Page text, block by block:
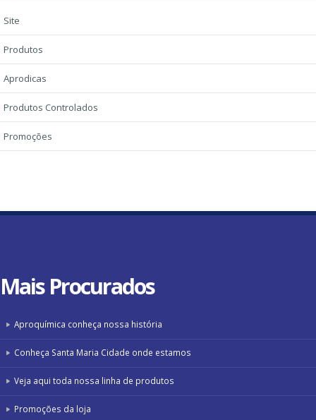
Site
Produtos
Aprodicas
Produtos Controlados
Promoções
MaisProcurados
Aproquímica conheça nossa história
Conheça Santa Maria Cidade onde estamos
Veja aqui toda nossa linha de produtos
Promoções da loja